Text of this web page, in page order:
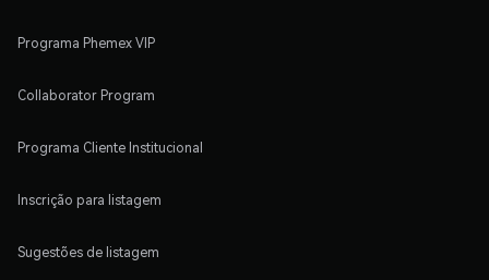
Programa Phemex VIP
Collaborator Program
Programa Cliente Institucional
Inscrição para listagem
Sugestões de listagem